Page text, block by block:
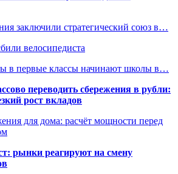
заключили стратегический союз в…
велосипедиста
в первые классы начинают школы в…
переводить сбережения в рубли:
рост вкладов
для дома: расчёт мощности перед
рынки реагируют на смену